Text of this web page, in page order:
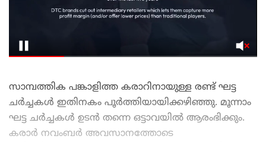
സാമ്പത്തിക പങ്കാളിത്ത കരാറിനായുള്ള രണ്ട് ഘട്ട
ചർച്ചകൾ ഇതിനകം പൂർത്തിയായിക്കഴിഞ്ഞു. മൂന്നാം
ഘട്ട ചർച്ചകൾ ഉടൻ തന്നെ ഒട്ടാവയിൽ ആരംഭിക്കും.
കരാർ നവംബർ അവസാനത്തോടെ